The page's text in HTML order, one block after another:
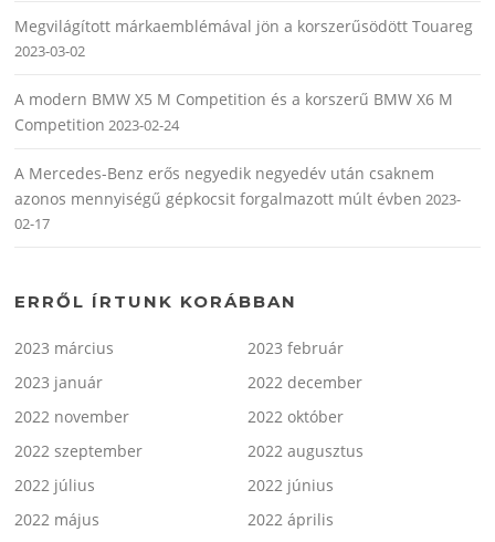
Megvilágított márkaemblémával jön a korszerűsödött Touareg
2023-03-02
A modern BMW X5 M Competition és a korszerű BMW X6 M
Competition 2023-02-24
A Mercedes-Benz erős negyedik negyedév után csaknem
azonos mennyiségű gépkocsit forgalmazott múlt évben 2023-
02-17
ERRŐL ÍRTUNK KORÁBBAN
2023 március
2023 február
2023 január
2022 december
2022 november
2022 október
2022 szeptember
2022 augusztus
2022 július
2022 június
2022 május
2022 április